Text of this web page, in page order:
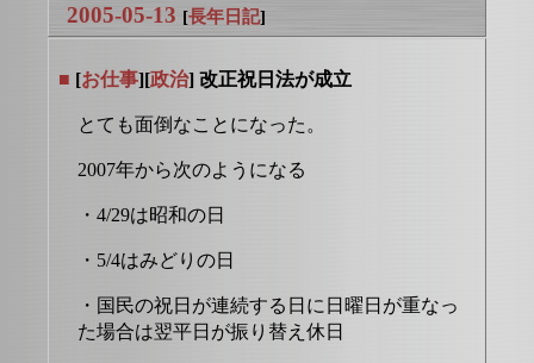
2005-05-13 [長年日記]
■ [お仕事][政治] 改正祝日法が成立
とても面倒なことになった。
2007年から次のようになる
・4/29は昭和の日
・5/4はみどりの日
・国民の祝日が連続する日に日曜日が重なっ
た場合は翌平日が振り替え休日